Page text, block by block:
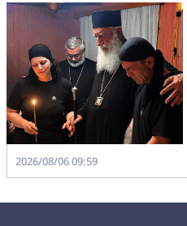
2026/08/06 09:59